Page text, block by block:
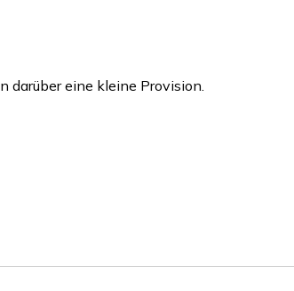
darüber eine kleine Provision.